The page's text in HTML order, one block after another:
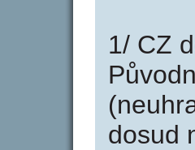
1/ CZ
dosud